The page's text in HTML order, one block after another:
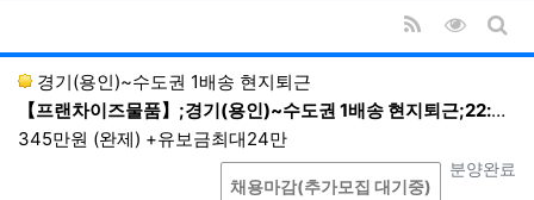
부가서비스 및 맞춤서비스 이용 시 또는 이벤
트 응모과정에서 회원가입 시 수집하지 않았던
개인정보를 추가로 수집할 때에 회사는 해당
항목을 이용자들에게 고지하고 별도로 동의를
받아 업무를 처리합니다.
RSS
조회순
게
경기(용인)~수도권 1배송 현지퇴근
【프랜차이즈물품】;경기(용인)~수도권 1배송 현지퇴근;22:00~05:00 1배송 현지퇴근
345만원 (완제) +유보금최대24만
진행상태
분양완료
상담
채용마감(추가모집 대기중)